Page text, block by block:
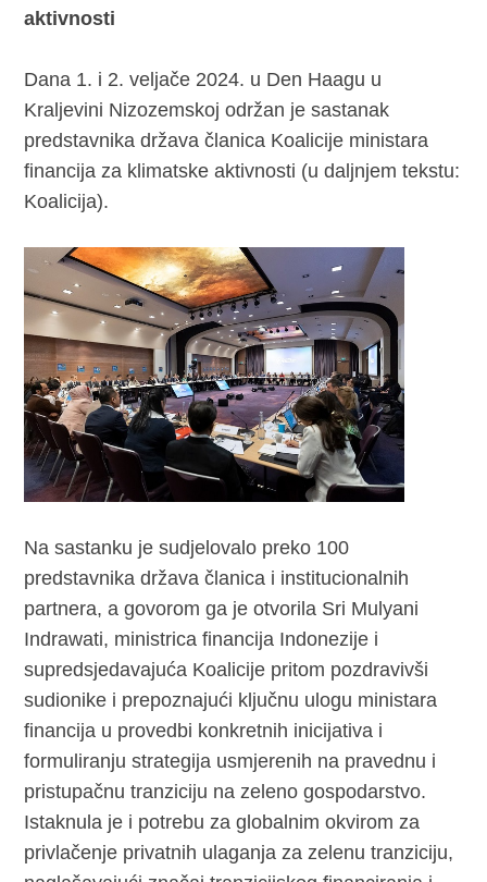
aktivnosti
Dana 1. i 2. veljače 2024. u Den Haagu u
Kraljevini Nizozemskoj održan je sastanak
predstavnika država članica Koalicije ministara
financija za klimatske aktivnosti (u daljnjem tekstu:
Koalicija).
Na sastanku je sudjelovalo preko 100
predstavnika država članica i institucionalnih
partnera, a govorom ga je otvorila Sri Mulyani
Indrawati, ministrica financija Indonezije i
supredsjedavajuća Koalicije pritom pozdravivši
sudionike i prepoznajući ključnu ulogu ministara
financija u provedbi konkretnih inicijativa i
formuliranju strategija usmjerenih na pravednu i
pristupačnu tranziciju na zeleno gospodarstvo.
Istaknula je i potrebu za globalnim okvirom za
privlačenje privatnih ulaganja za zelenu tranziciju,